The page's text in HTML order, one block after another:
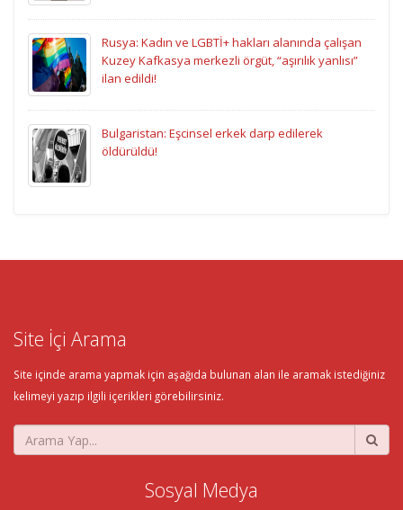
Rusya: Kadın ve LGBTİ+ hakları alanında çalışan
Kuzey Kafkasya merkezli örgüt, “aşırılık yanlısı”
ilan edildi!
Bulgaristan: Eşcinsel erkek darp edilerek
öldürüldü!
Site İçi Arama
Site içinde arama yapmak için aşağıda bulunan alan ile aramak istediğiniz
kelimeyi yazıp ilgili içerikleri görebilirsiniz.
Sosyal Medya